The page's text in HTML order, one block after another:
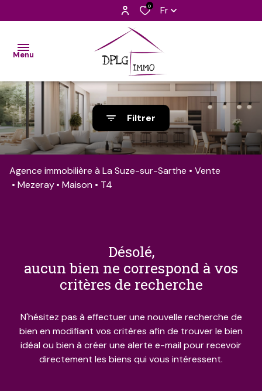
0 Fr
Menu
accueil
nos
biens
découvrir
l'équipe
estimations
Filtrer
Agence immobilière à La Suze-sur-Sarthe
Vente
Mezeray
Maison T4
désolé,
aucun bien ne correspond à vos
critères de recherche
N'hésitez pas à effectuer une nouvelle recherche de
bien en modifiant vos critères afin de trouver le bien
idéal ou bien à créer une alerte e-mail pour recevoir
directement les biens qui vous intéressent.